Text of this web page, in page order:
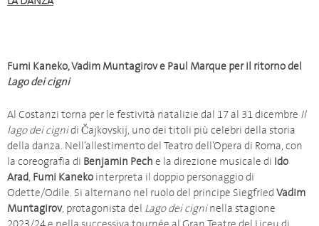
Fumi Kaneko, Vadim Muntagirov e Paul Marque per il ritorno del
Lago dei cigni
Al Costanzi torna per le festività natalizie dal 17 al 31 dicembre Il
lago dei cignidi Čajkovskij, uno dei titoli più celebri della storia
della danza. Nell’allestimento del Teatro dell’Opera di Roma, con
la coreografia di Benjamin Pech e la direzione musicale di Ido
Arad, Fumi Kaneko interpreta il doppio personaggio di
Odette/Odile. Si alternano nel ruolo del principe Siegfried Vadim
Muntagirov, protagonista del Lago dei cigninella stagione